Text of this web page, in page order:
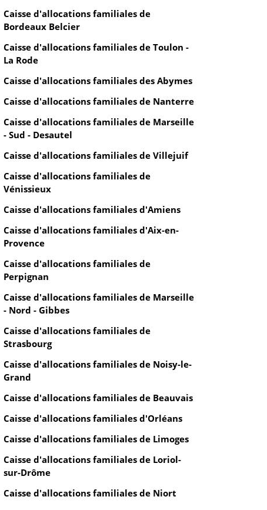
Caisse d'allocations familiales de
Bordeaux Belcier
Caisse d'allocations familiales de Toulon -
La Rode
Caisse d'allocations familiales des Abymes
Caisse d'allocations familiales de Nanterre
Caisse d'allocations familiales de Marseille
- Sud - Desautel
Caisse d'allocations familiales de Villejuif
Caisse d'allocations familiales de
Vénissieux
Caisse d'allocations familiales d'Amiens
Caisse d'allocations familiales d'Aix-en-
Provence
Caisse d'allocations familiales de
Perpignan
Caisse d'allocations familiales de Marseille
- Nord - Gibbes
Caisse d'allocations familiales de
Strasbourg
Caisse d'allocations familiales de Noisy-le-
Grand
Caisse d'allocations familiales de Beauvais
Caisse d'allocations familiales d'Orléans
Caisse d'allocations familiales de Limoges
Caisse d'allocations familiales de Loriol-
sur-Drôme
Caisse d'allocations familiales de Niort